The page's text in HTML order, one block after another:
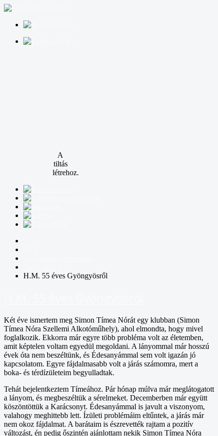
A
tiltás
létrehoz.
H.M. 55 éves Gyöngyösről
Két éve ismertem meg Simon Tímea Nórát egy klubban (Simon
Tímea Nóra Szellemi Alkotóműhely), ahol elmondta, hogy mivel
foglalkozik. Ekkorra már egyre több probléma volt az életemben,
amit képtelen voltam egyedül megoldani. A lányommal már hosszú
évek óta nem beszéltünk, és Édesanyámmal sem volt igazán jó
kapcsolatom. Egyre fájdalmasabb volt a járás számomra, mert a
boka- és térdízületeim begyulladtak.
Tehát bejelentkeztem Tímeához. Pár hónap múlva már meglátogatott
a lányom, és megbeszéltük a sérelmeket. Decemberben már együtt
köszöntöttük a Karácsonyt. Édesanyámmal is javult a viszonyom,
valahogy meghittebb lett. Ízületi problémáim eltűntek, a járás már
nem okoz fájdalmat. A barátaim is észrevették rajtam a pozitív
változást, én pedig őszintén ajánlottam nekik Simon Tímea Nóra